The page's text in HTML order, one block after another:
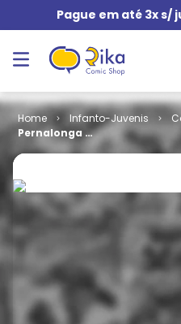
Pague em até 3x s/
Infanto-Juvenis
Pernalonga #